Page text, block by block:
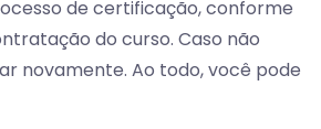
de certificação, conforme
do curso. Caso não
novamente. Ao todo, você pode